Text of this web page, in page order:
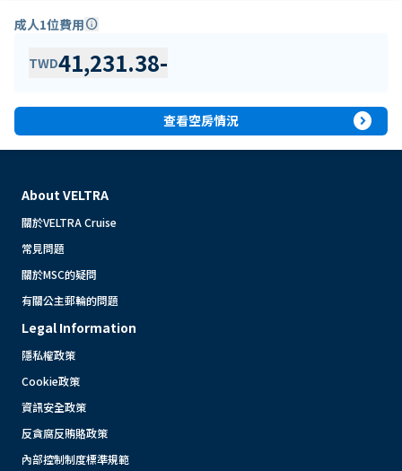
成人1位費用info
TWD41,231.38-
查看空房情況 expand_circle_right
About VELTRA
關於VELTRA Cruise
常見問題
關於MSC的疑問
有關公主郵輪的問題
Legal Information
隱私權政策
Cookie政策
資訊安全政策
反貪腐反賄賂政策
內部控制制度標準規範